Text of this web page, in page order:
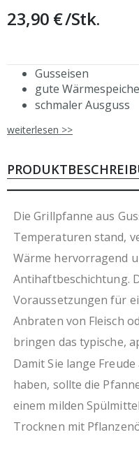
23,90 €/Stk.
Gusseisen
gute
schmaler Ausguss
typisches Grillmuster
nicht
nach Gebrauch
weiterlesen >>
Die Grillpfanne aus
Temperaturen stand,
Wärme hervorragend
Antihaftbeschichtung.
Voraussetzungen für
Anbraten von Fleisch
bringen das typische,
Damit Sie lange
haben, sollte die
einem milden
Trocknen mit